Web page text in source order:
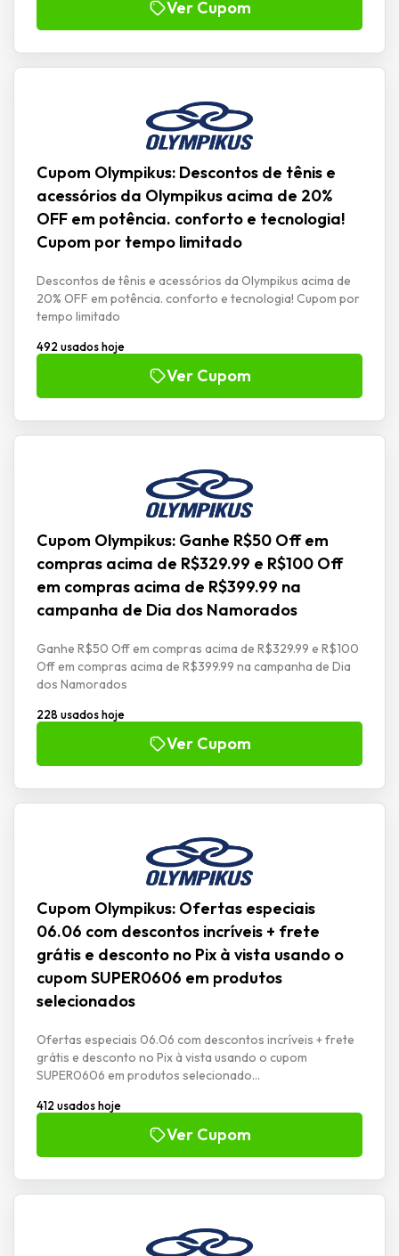
Ver Cupom
Cupom Olympikus: Descontos de tênis e
acessórios da Olympikus acima de 20%
OFF em potência. conforto e tecnologia!
Cupom por tempo limitado
Descontos de tênis e acessórios da Olympikus acima de
20% OFF em potência. conforto e tecnologia! Cupom por
tempo limitado
492 usados hoje
Ver Cupom
Cupom Olympikus: Ganhe R$50 Off em
compras acima de R$329.99 e R$100 Off
em compras acima de R$399.99 na
campanha de Dia dos Namorados
Ganhe R$50 Off em compras acima de R$329.99 e R$100
Off em compras acima de R$399.99 na campanha de Dia
dos Namorados
228 usados hoje
Ver Cupom
Cupom Olympikus: Ofertas especiais
06.06 com descontos incríveis + frete
grátis e desconto no Pix à vista usando o
cupom SUPER0606 em produtos
selecionados
Ofertas especiais 06.06 com descontos incríveis + frete
grátis e desconto no Pix à vista usando o cupom
SUPER0606 em produtos selecionado...
412 usados hoje
Ver Cupom